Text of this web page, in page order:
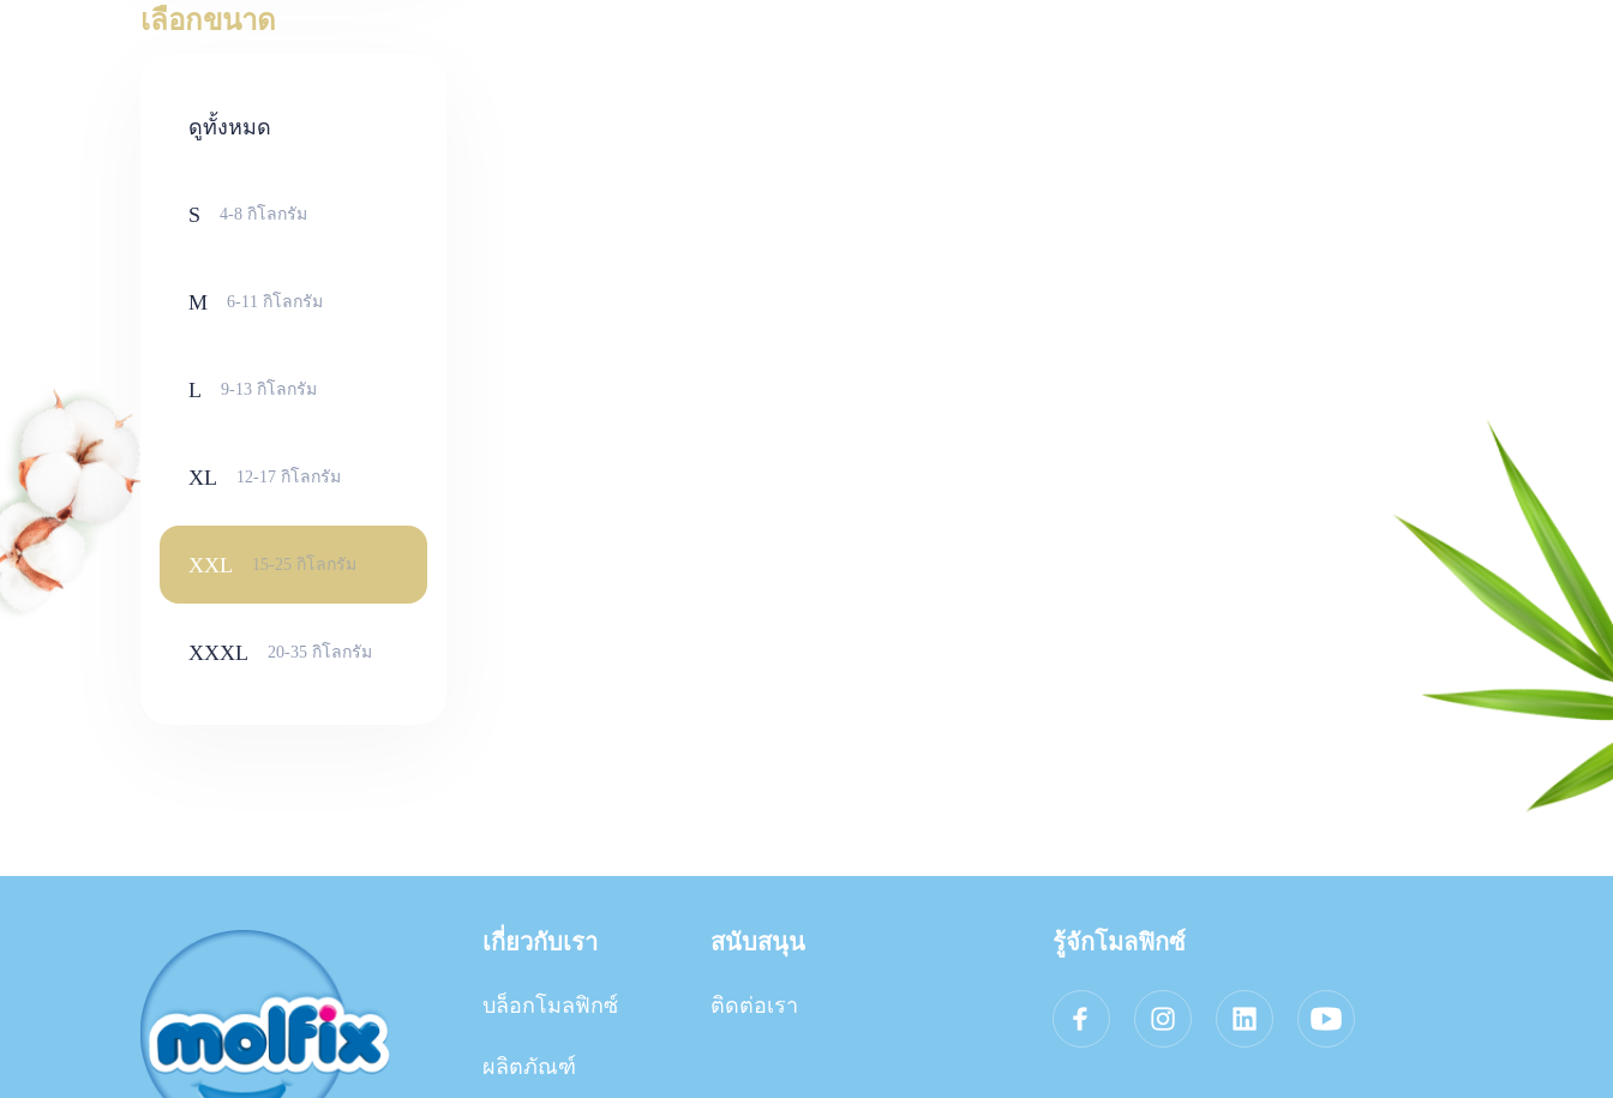
เลือกขนาด
ดูทั้งหมด
S 4-8 กิโลกรัม
M 6-11 กิโลกรัม
L 9-13 กิโลกรัม
XL 12-17 กิโลกรัม
XXL 15-25 กิโลกรัม
XXXL 20-35 กิโลกรัม
เกี่ยวกับเรา
บล็อกโมลฟิกซ์
ผลิตภัณฑ์
สนับสนุน
ติดต่อเรา
รู้จักโมลฟิกซ์